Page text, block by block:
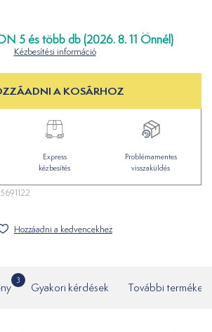
5 és több db (2026. 8. 11 Önnél)
Kézbesítési információ
A KOSÁRHOZ
Express
kézbesítés
Problémamentes
visszaküldés
Hozzáadni a kedvencekhez
3
Gyakori kérdések További termékek